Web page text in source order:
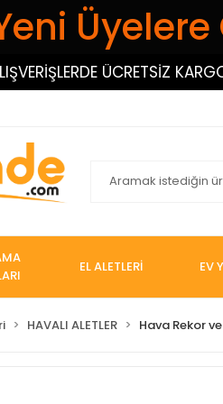
ÜCRETSİZ KARGO!
EL ALETLERİ EV
HAVALI ALETLER Hava Rekor